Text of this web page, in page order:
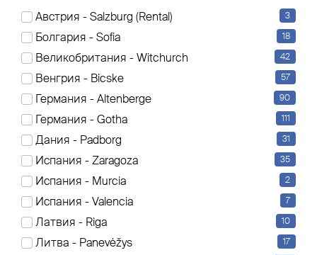
Австрия - Salzburg (Rental) 3
Болгария - Sofia 18
Великобритания - Witchurch 42
Венгрия - Bicske 57
Германия - Altenberge 90
Германия - Gotha 111
Дания - Padborg 31
Испания - Zaragoza 35
Испания - Murcia 2
Испания - Valencia 7
Латвия - Riga 10
Литва - Panevėžys 17
Тент (1) самосвал (1) фургон (1)
Filter bearbeiten Сброс всех фильтров
Es werden aktuell 3 Elemente angezeigt
Sortierung